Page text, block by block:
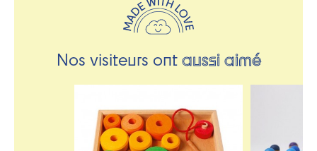
Nos visiteurs ontaussi aimé